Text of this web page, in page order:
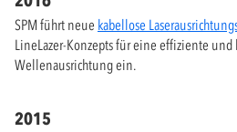
SPM führt neue kabellose
LineLazer-Konzepts für eine effiziente
Wellenausrichtung ein.
2015